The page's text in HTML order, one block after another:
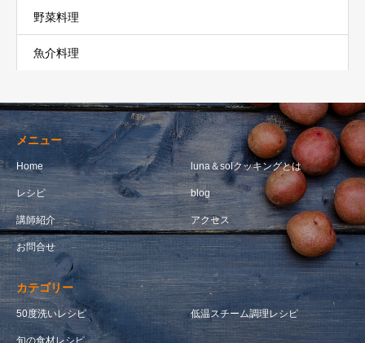
野菜料理
魚介料理
メニュー
Home luna＆solクッキングとは
レシピ blog
講師紹介 アクセス
お問合せ
カテゴリー
50度洗いレシピ 低温スチーム調理レシピ